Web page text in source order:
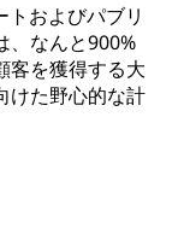
トおよびパブリ
、なんと900%
客を獲得する大
けた野心的な計